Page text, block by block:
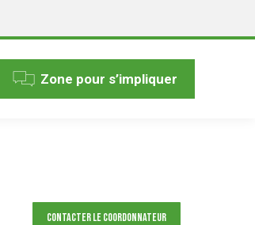
Zone pour s’impliquer
Contacter le Coordonnateur